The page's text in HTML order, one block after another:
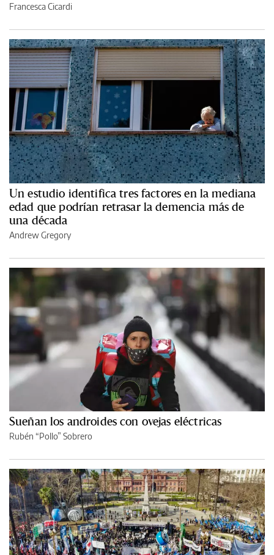
Francesca Cicardi
Un estudio identifica tres factores en la mediana
edad que podrían retrasar la demencia más de
una década
Andrew Gregory
Sueñan los androides con ovejas eléctricas
Rubén “Pollo” Sobrero